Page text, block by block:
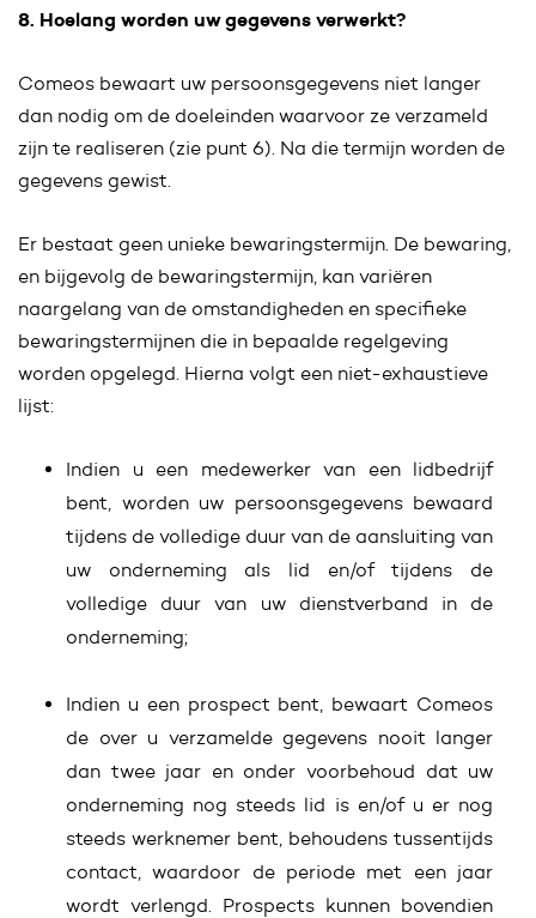
8. Hoelang worden uw gegevens verwerkt?
Comeos bewaart uw persoonsgegevens niet langer
dan nodig om de doeleinden waarvoor ze verzameld
zijn te realiseren (zie punt 6). Na die termijn worden de
gegevens gewist.
Er bestaat geen unieke bewaringstermijn. De bewaring,
en bijgevolg de bewaringstermijn, kan variëren
naargelang van de omstandigheden en specifieke
bewaringstermijnen die in bepaalde regelgeving
worden opgelegd. Hierna volgt een niet-exhaustieve
lijst:
Indien u een medewerker van een lidbedrijf
bent, worden uw persoonsgegevens bewaard
tijdens de volledige duur van de aansluiting van
uw onderneming als lid en/of tijdens de
volledige duur van uw dienstverband in de
onderneming;
Indien u een prospect bent, bewaart Comeos
de over u verzamelde gegevens nooit langer
dan twee jaar en onder voorbehoud dat uw
onderneming nog steeds lid is en/of u er nog
steeds werknemer bent, behoudens tussentijds
contact, waardoor de periode met een jaar
wordt verlengd. Prospects kunnen bovendien